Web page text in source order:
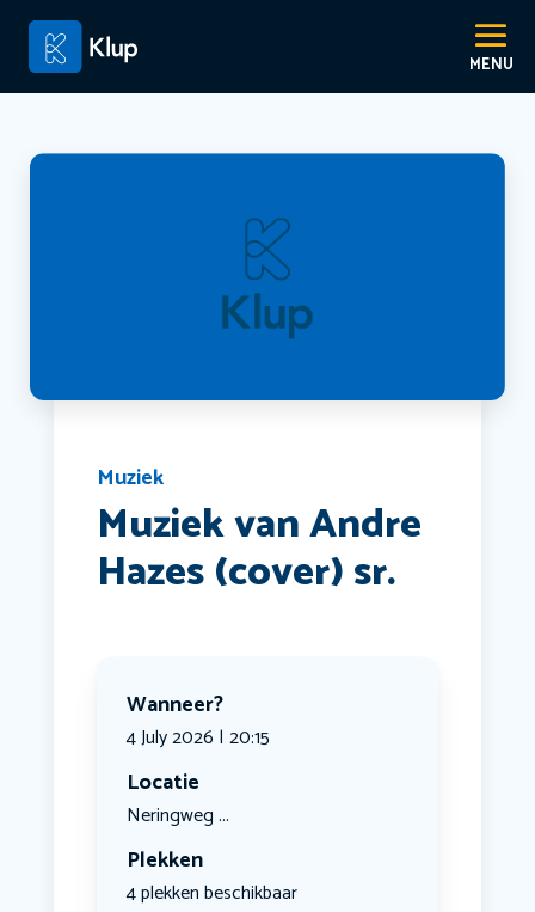
Muziek
Muziek van Andre
Hazes (cover) sr.
Wanneer?
4 July 2026 | 20:15
Locatie
Neringweg ...
Plekken
4 plekken beschikbaar